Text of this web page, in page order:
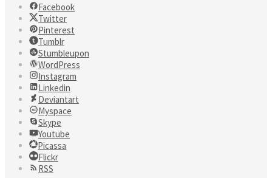
Facebook
Twitter
Pinterest
Tumblr
Stumbleupon
WordPress
Instagram
Linkedin
Deviantart
Myspace
Skype
Youtube
Picassa
Flickr
RSS